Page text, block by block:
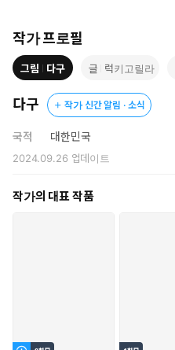
아저씨는 받아 낼 게 있으면 시체
작가 프로필
그림 다구 글 럭키고릴라
다구 작가 신간 알림 · 소식
국적 대한민국
2024.09.26 업데이트
작가의 대표 작품